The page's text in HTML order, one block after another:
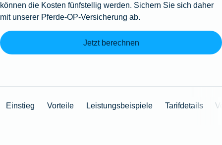
können die Kosten fünfstellig werden. Sichern Sie sich daher
mit unserer Pferde-OP-Versicherung ab.
Jetzt berechnen
Einstieg Vorteile Leistungsbeispiele Tarifdetails